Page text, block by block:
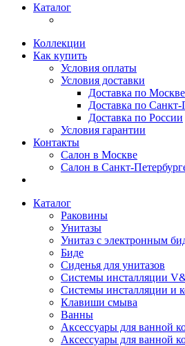
Каталог
Коллекции
Как купить
Условия оплаты
Условия доставки
Доставка по Москве
Доставка по Санкт-
Доставка по России
Условия гарантии
Контакты
Салон в Москве
Салон в Санкт-
Каталог
Раковины
Унитазы
Унитаз с электронным
Биде
Сиденья для унитазов
Системы инсталляции
Системы инсталляции и
Клавиши смыва
Ванны
Аксессуары для ванной
Аксессуары для ванной